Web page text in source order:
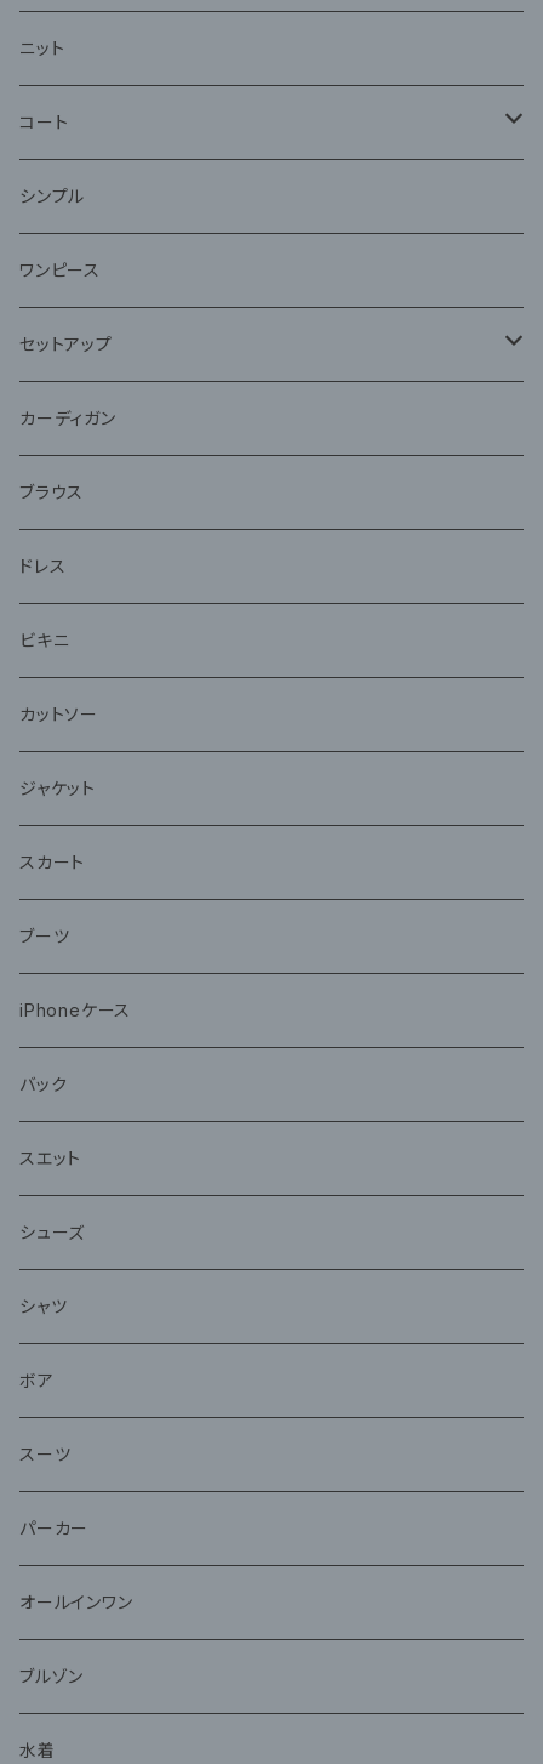
ニット
コート
ファー
シンプル
ワンピース
セットアップ
ジャケット
アンサンブル
カーディガン
ブラウス
ドレス
ビキニ
カットソー
ジャケット
スカート
ブーツ
iPhoneケース
バック
スエット
シューズ
シャツ
ボア
スーツ
パーカー
オールインワン
ブルゾン
水着